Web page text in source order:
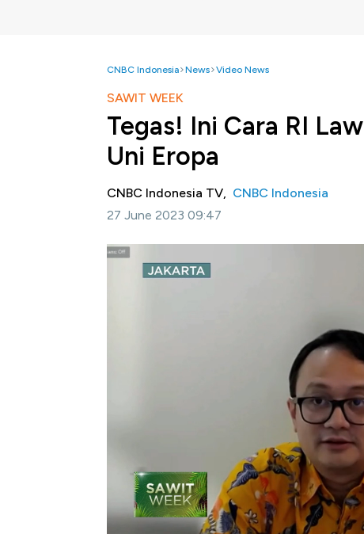
CNBC Indonesia News Video News
SAWIT WEEK
Tegas! Ini Cara RI
Uni Eropa
CNBC Indonesia TV, CNBC Indonesia
27 June 2023 09:47
Jakarta, CNBC Indonesia-
Pemerintah
turunan yang telah menjadi penopang
terkait diskriminasi hingga tuduhan sawit
Wakil Menteri Perdagangan RI, Jerry
pemerintah dalam menjaga kinerja
perjanjian dagang & akses pasar. Selain
diskriminasi sawit oleh Uni Eropa lewat
Selengkapnya simak paparan Wakil
CNBCIndonesia (Selasa, 27/06/2023)
Bagikan: